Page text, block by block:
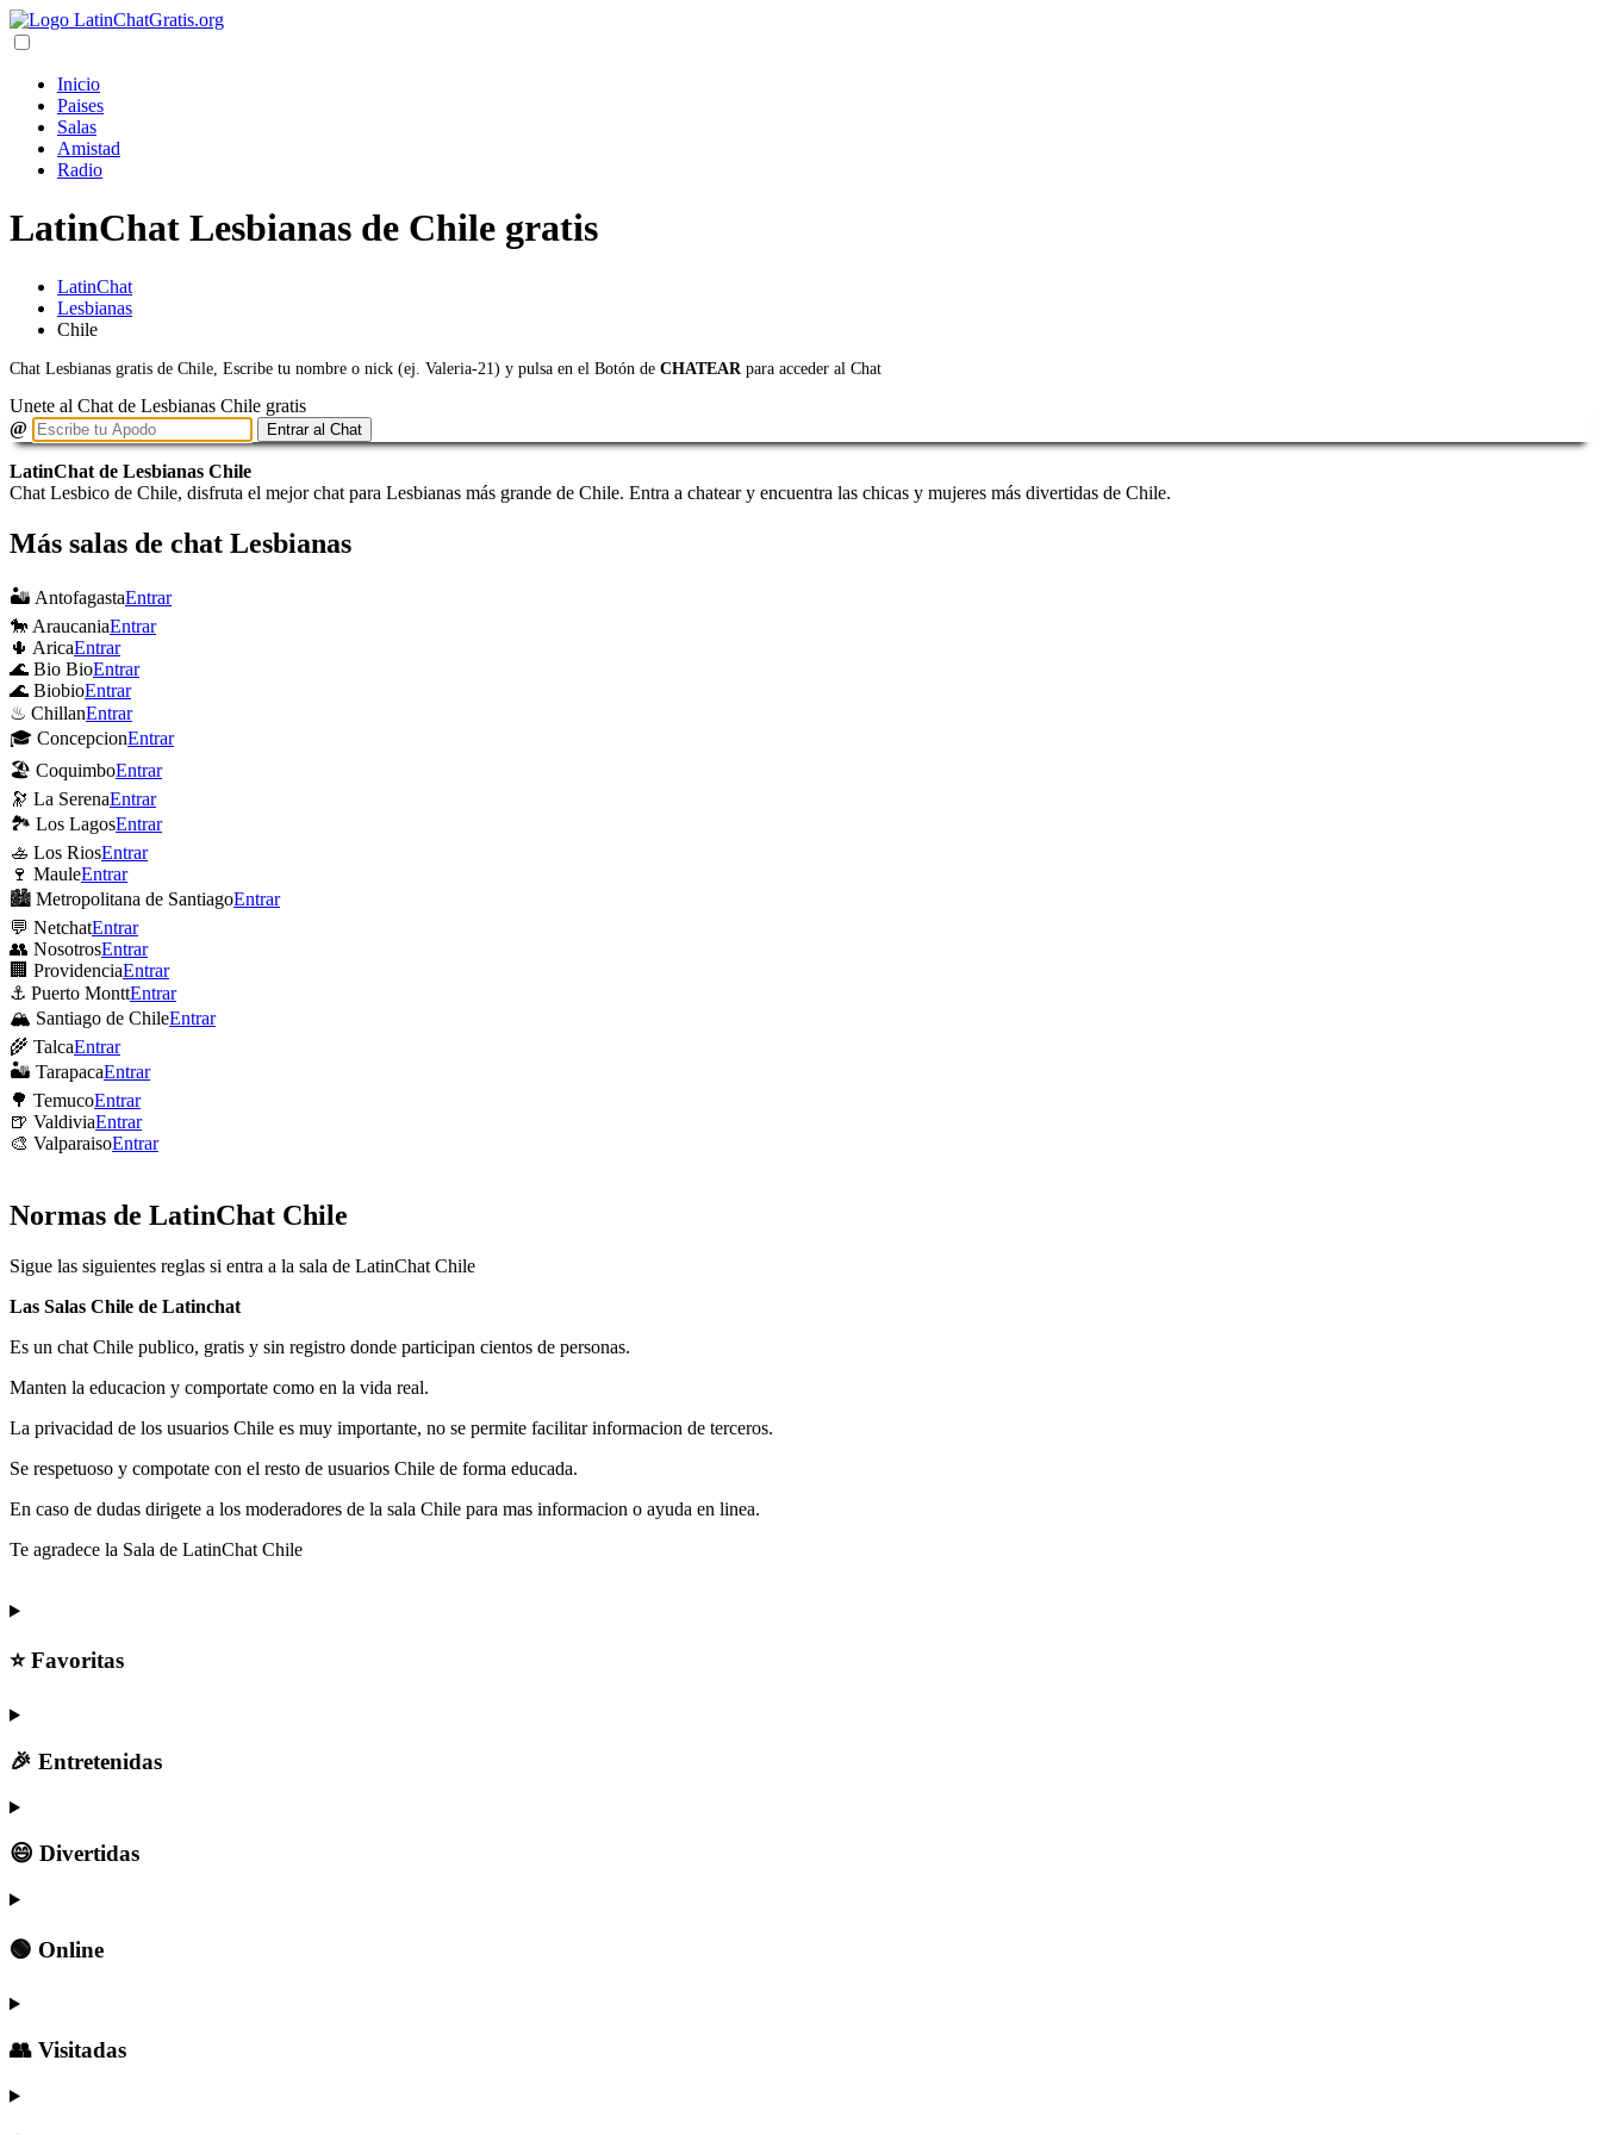
Inicio
Paises
Salas
Amistad
Radio
LatinChat Lesbianas de Chile gratis
LatinChat
Lesbianas
Chile
Chat Lesbianas gratis de Chile, Escribe tu nombre o nick (ej. Valeria-21) y pulsa en el Botón de CHATEAR para acceder al Chat
Unete al Chat de Lesbianas Chile gratis
@
Entrar al Chat
LatinChat de Lesbianas Chile
Chat Lesbico de Chile, disfruta el mejor chat para Lesbianas más grande de Chile. Entra a chatear y encuentra las chicas y mujeres más divertidas de Chile.
Más salas de chat Lesbianas
🏜 AntofagastaEntrar
🐎 AraucaniaEntrar
🌵 AricaEntrar
🌊 Bio BioEntrar
🌊 BiobioEntrar
♨ ChillanEntrar
🎓 ConcepcionEntrar
🏖 CoquimboEntrar
🔭 La SerenaEntrar
🏞 Los LagosEntrar
🚣 Los RiosEntrar
🍷 MauleEntrar
🏙 Metropolitana de SantiagoEntrar
💬 NetchatEntrar
👥 NosotrosEntrar
🏢 ProvidenciaEntrar
⚓ Puerto MonttEntrar
🏔 Santiago de ChileEntrar
🌾 TalcaEntrar
🏜 TarapacaEntrar
🌳 TemucoEntrar
🍺 ValdiviaEntrar
🎨 ValparaisoEntrar
Normas de LatinChat Chile
Sigue las siguientes reglas si entra a la sala de LatinChat Chile
Las Salas Chile de Latinchat
Es un chat Chile publico, gratis y sin registro donde participan cientos de personas.
Manten la educacion y comportate como en la vida real.
La privacidad de los usuarios Chile es muy importante, no se permite facilitar informacion de terceros.
Se respetuoso y compotate con el resto de usuarios Chile de forma educada.
En caso de dudas dirigete a los moderadores de la sala Chile para mas informacion o ayuda en linea.
Te agradece la Sala de LatinChat Chile
⭐ Favoritas
🎉 Entretenidas
😄 Divertidas
🟢 Online
👥 Visitadas